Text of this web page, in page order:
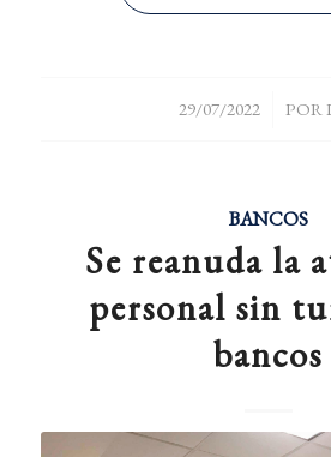
29/07/2022
/ POR
BANCOS
Se reanuda la
personal sin
bancos